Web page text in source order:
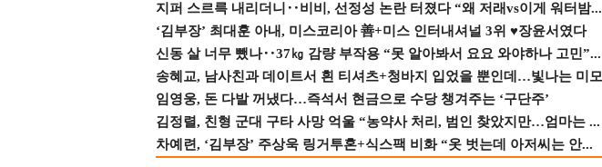
지퍼 스르륵 내리더니‥비비, 선정성 논란 터졌다 “왜 저래vs이게 워터밤...
‘김부장’ 최대훈 아내, 미스코리아 善+미스 인터내셔널 3위 ♥장윤서였다
신동 살 너무 뺐나‥37㎏ 감량 부작용 “못 알아봐서 요요 와야하나 고민”...
송혜교, 남사친과 데이트서 흰 티셔츠+청바지 입었을 뿐인데…빛나는 미모
임영웅, 돈 다발 꺼냈다…즉석서 현금으로 수당 챙겨주는 ‘구단주’
김정렬, 친형 군대 구타 사망 억울 “농약사 처리, 범인 찾았지만…엄마는 ...
차예련, ‘김부장’ 주상욱 링거투혼+식스팩 비화 “옷 벗는데 아저씨는 안...